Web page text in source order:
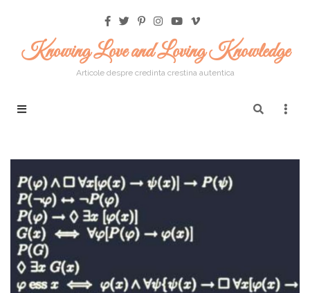
Knowing Love and Loving Knowledge
Articole despre credinta crestina autentica